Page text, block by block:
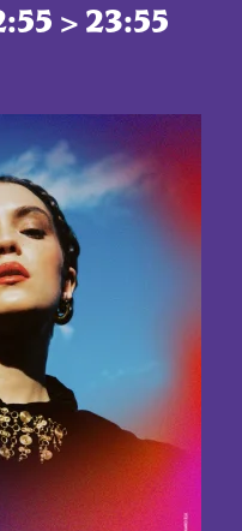
> 23:55